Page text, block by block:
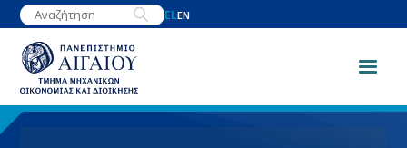
Παράκαμψη
προς
κυρίως
περιεχόμενο
ELEN